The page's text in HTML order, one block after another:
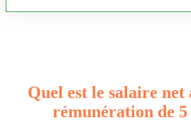
Quel est le salaire
rémunération de